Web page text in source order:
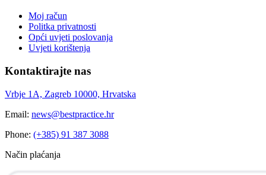
Moj račun
Politka privatnosti
Opći uvjeti poslovanja
Uvjeti korištenja
Kontaktirajte nas
Vrbje 1A, Zagreb 10000, Hrvatska
Email: news@bestpractice.hr
Phone: (+385) 91 387 3088
Način plaćanja